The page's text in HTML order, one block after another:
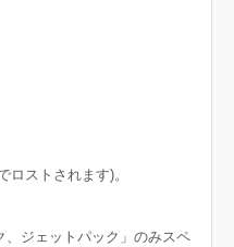
ロストされます)。
、ジェットパック」のみスペ